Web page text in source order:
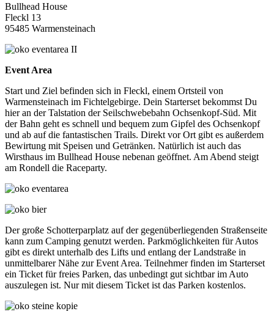
Bullhead House
Fleckl 13
95485 Warmensteinach
Event Area
Start und Ziel befinden sich in Fleckl, einem Ortsteil von
Warmensteinach im Fichtelgebirge. Dein Starterset bekommst Du
hier an der Talstation der Seilschwebebahn Ochsenkopf-Süd. Mit
der Bahn geht es schnell und bequem zum Gipfel des Ochsenkopf
und ab auf die fantastischen Trails. Direkt vor Ort gibt es außerdem
Bewirtung mit Speisen und Getränken. Natürlich ist auch das
Wirsthaus im Bullhead House nebenan geöffnet. Am Abend steigt
am Rondell die Raceparty.
Der große Schotterparplatz auf der gegenüberliegenden Straßenseite
kann zum Camping genutzt werden. Parkmöglichkeiten für Autos
gibt es direkt unterhalb des Lifts und entlang der Landstraße in
unmittelbarer Nähe zur Event Area. Teilnehmer finden im Starterset
ein Ticket für freies Parken, das unbedingt gut sichtbar im Auto
auszulegen ist. Nur mit diesem Ticket ist das Parken kostenlos.